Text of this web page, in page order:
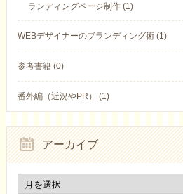
ランディングページ制作 (1)
WEBデザイナーのブランディング術 (1)
参考書籍 (0)
番外編（近況やPR） (1)
アーカイブ